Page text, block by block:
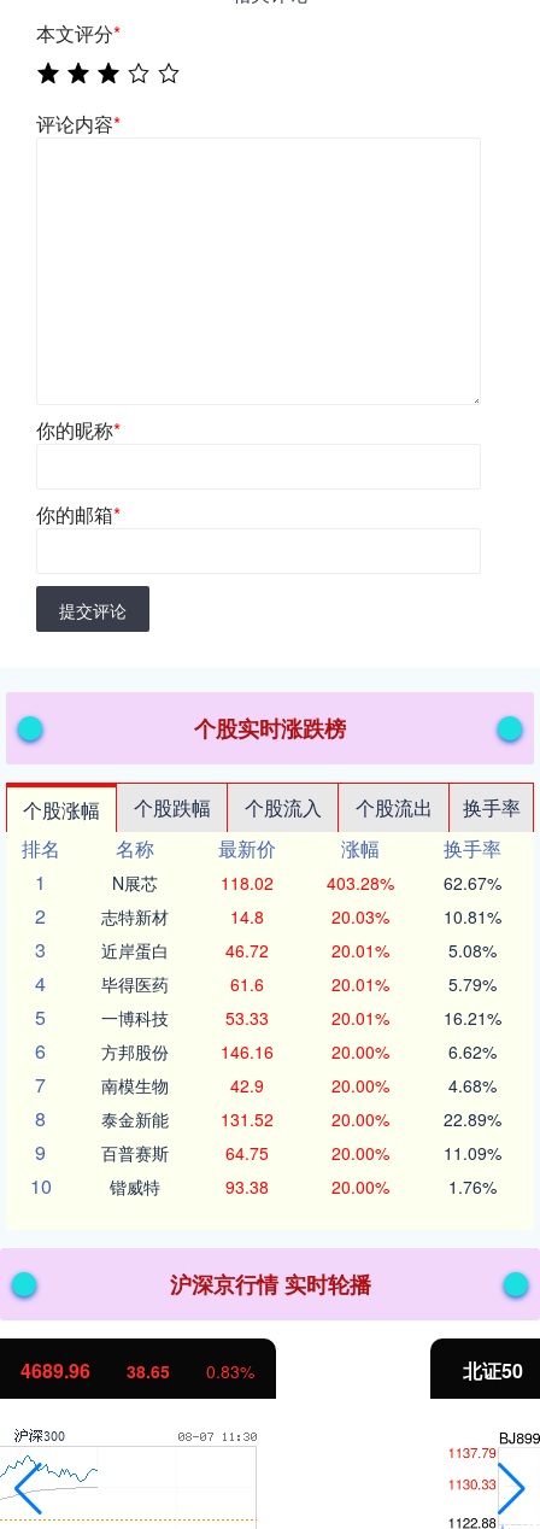
本文评分*
评论内容*
你的昵称*
你的邮箱*
提交评论
个股实时涨跌榜
个股涨幅 个股跌幅 个股流入 个股流出
换手率
排名
名称 最新价 涨幅
换手率
1
N展芯 118.02 403.28% 62.67%
2 志特新材 14.8 20.03% 10.81%
3 近岸蛋白 46.72 20.01% 5.08%
4 毕得医药 61.6 20.01% 5.79%
5 一博科技 53.33 20.01% 16.21%
6 方邦股份 146.16 20.00% 6.62%
7 南模生物 42.9 20.00% 4.68%
8 泰金新能 131.52 20.00% 22.89%
9 百普赛斯 64.75 20.00% 11.09%
10 锴威特 93.38 20.00% 1.76%
沪深京行情 实时轮播
北证50 1129.72